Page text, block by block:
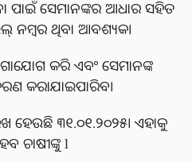
ପାଇଁ ସେମାନଙ୍କର ଆଧାର ସହିତ
ନମ୍ବର ଥିବା ଆବଶ୍ୟକ।
କରି ଏବଂ ସେମାନଙ୍କ
କରାଯାଇପାରିବ।
ହେଉଛି ୩୧.୦୧.୨୦୨୫। ଏହାକୁ
ଚାଷୀଙ୍କୁ l